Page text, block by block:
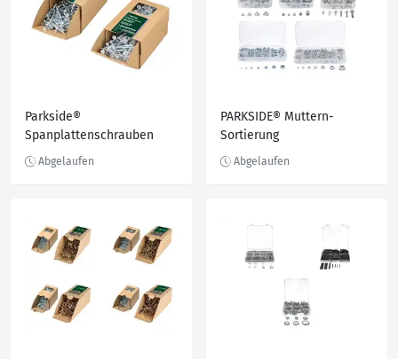
Parkside®
Spanplattenschrauben
PARKSIDE® Muttern-
Sortierung